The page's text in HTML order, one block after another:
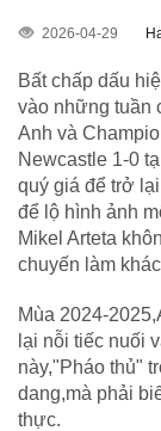
2026-04-29
Bất chấp dấu
vào những tuần
Anh và
Newcastle 1-0
quý giá để trở
để lộ hình ảnh
Mikel Arteta
chuyến làm
Mùa 2024-
lại nỗi tiếc nuối
này,"Pháo thủ"
dang,mà phải
thực.